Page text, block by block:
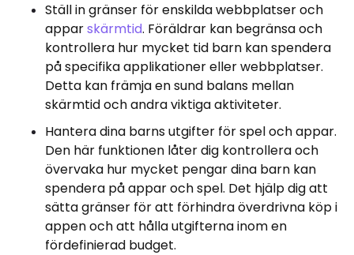
Ställ in gränser för enskilda webbplatser och
apparskärmtid. Föräldrar kan begränsa och
kontrollera hur mycket tid barn kan spendera
på specifika applikationer eller webbplatser.
Detta kan främja en sund balans mellan
skärmtid och andra viktiga aktiviteter.
Hantera dina barns utgifter för spel och appar.
Den här funktionen låter dig kontrollera och
övervaka hur mycket pengar dina barn kan
spendera på appar och spel. Det hjälp dig att
sätta gränser för att förhindra överdrivna köp i
appen och att hålla utgifterna inom en
fördefinierad budget.